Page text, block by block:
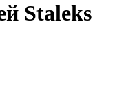
Staleks